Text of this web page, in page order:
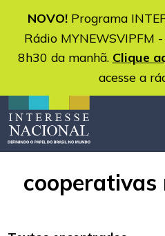
NOVO!Programa
Rádio MYNEWSVIPFM
8h30 da manhã. Clique
acesse a
cooperativas